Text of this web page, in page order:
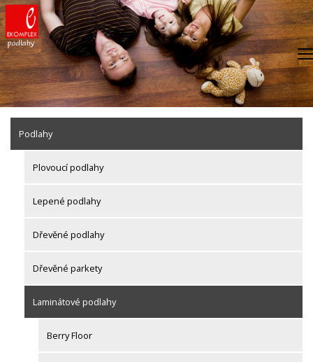
Skip
to
content
Podlahy
Plovoucí podlahy
Lepené podlahy
Dřevěné podlahy
Dřevěné parkety
Laminátové podlahy
Berry Floor